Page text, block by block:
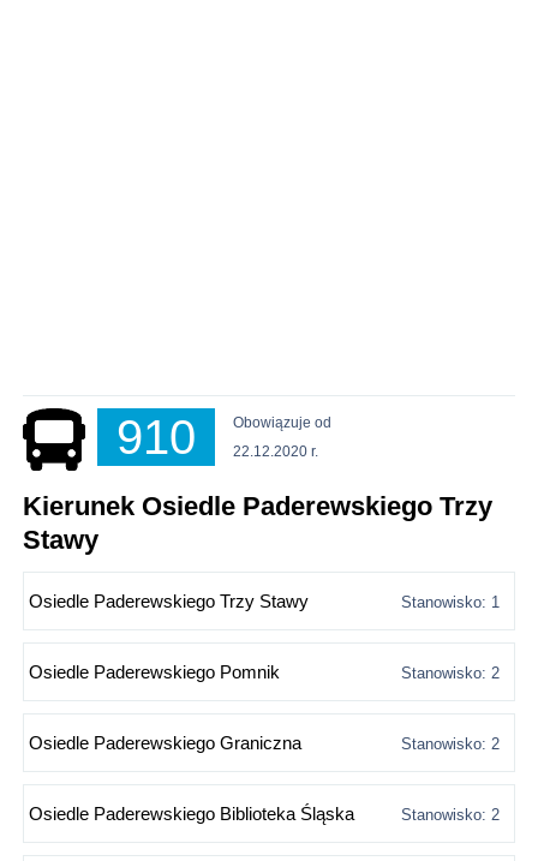
910
Obowiązuje od
22.12.2020 r.
Kierunek Osiedle Paderewskiego Trzy
Stawy
Osiedle Paderewskiego Trzy Stawy Stanowisko: 1
Osiedle Paderewskiego Pomnik Stanowisko: 2
Osiedle Paderewskiego Graniczna Stanowisko: 2
Osiedle Paderewskiego Biblioteka Śląska Stanowisko: 2